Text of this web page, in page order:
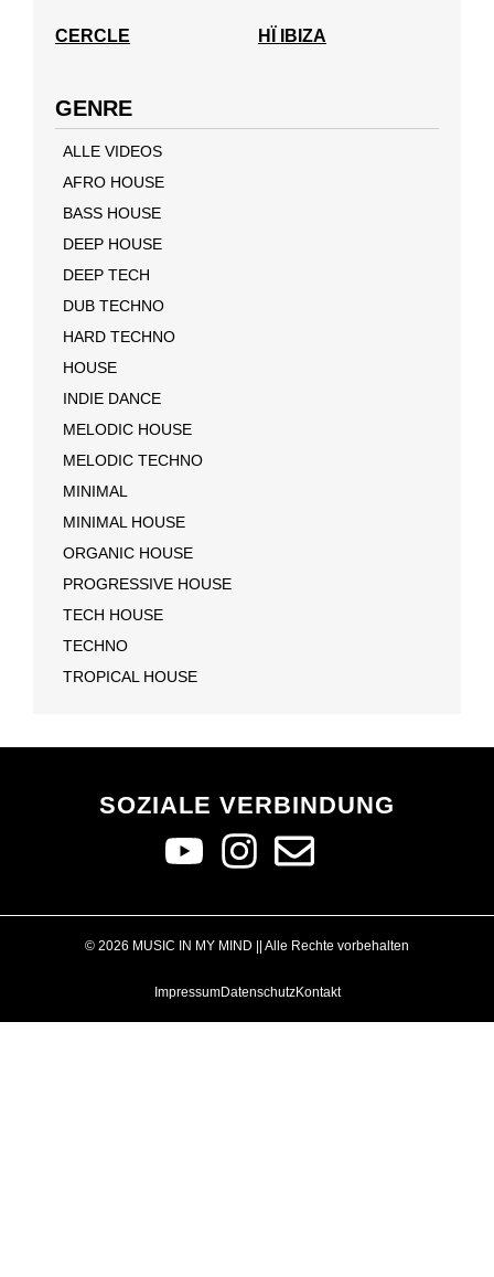
CERCLE HÏ IBIZA
GENRE
ALLE VIDEOS
AFRO HOUSE
BASS HOUSE
DEEP HOUSE
DEEP TECH
DUB TECHNO
HARD TECHNO
HOUSE
INDIE DANCE
MELODIC HOUSE
MELODIC TECHNO
MINIMAL
MINIMAL HOUSE
ORGANIC HOUSE
PROGRESSIVE HOUSE
TECH HOUSE
TECHNO
TROPICAL HOUSE
SOZIALE VERBINDUNG
© 2026 MUSIC IN MY MIND || Alle Rechte vorbehalten
ImpressumDatenschutzKontakt